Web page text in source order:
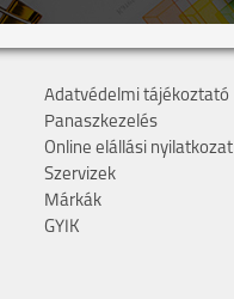
Adatvédelmi tájékoztató
Panaszkezelés
Online elállási nyilatkozat
Szervizek
Márkák
GYIK